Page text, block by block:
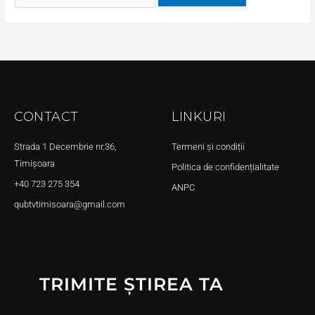
CONTACT
Strada 1 Decembrie nr.36,
Timișoara
+40 723 275 354
qubtvtimisoara@gmail.com
LINKURI
Termeni și condiții
Politica de confidențialitate
ANPC
TRIMITE ȘTIREA TA